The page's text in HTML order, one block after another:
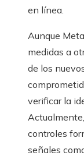
en línea.
Aunque
medidas a
de los
verificar la
controles
señales